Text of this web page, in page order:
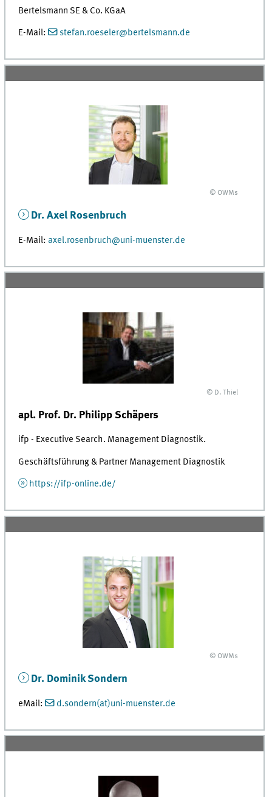
Bertelsmann SE & Co. KGaA
E-Mail: stefan.roeseler@bertelsmann.de
© OWMs
Dr. Axel Rosenbruch
E-Mail: axel.rosenbruch@uni-muenster.de
© D. Thiel
apl. Prof. Dr. Philipp Schäpers
ifp - Executive Search. Management Diagnostik.
Geschäftsführung & Partner Management Diagnostik
https://ifp-online.de/
© OWMs
Dr. Dominik Sondern
eMail: d.sondern(at)uni-muenster.de